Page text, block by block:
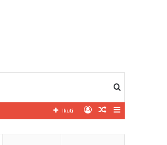
Pencarian
Sidebar
Artikel
Log
Ikuti